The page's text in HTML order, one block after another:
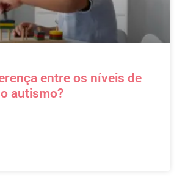
entre os níveis de
autismo?